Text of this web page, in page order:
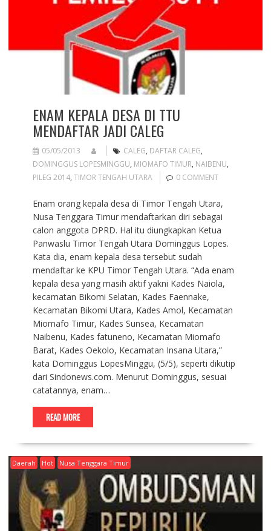
ENAM KEPALA DESA DI TTU
MENDAFTAR JADI CALEG
05/05/2013 CALEG, DAFTAR CALEG,
DOMINGGUS LOPESMINGGU, MIOMAFO TIMUR, NAIBENU,
PILEG 2014, TIMOR TENGAH UTARA 0 COMMENT
Enam orang kepala desa di Timor Tengah Utara,
Nusa Tenggara Timur mendaftarkan diri sebagai
calon anggota DPRD. Hal itu diungkapkan Ketua
Panwaslu Timor Tengah Utara Dominggus Lopes.
Kata dia, enam kepala desa tersebut sudah
mendaftar ke KPU Timor Tengah Utara. “Ada enam
kepala desa yang masih aktif yakni Kades Naiola,
kecamatan Bikomi Selatan, Kades Faennake,
Kecamatan Bikomi Utara, Kades Amol, Kecamatan
Miomafo Timur, Kades Sunsea, Kecamatan
Naibenu, Kades fatuneno, Kecamatan Miomafo
Barat, Kades Oekolo, Kecamatan Insana Utara,”
kata Dominggus LopesMinggu, (5/5), seperti dikutip
dari Sindonews.com. Menurut Dominggus, sesuai
catatannya, enam…
READ MORE
Daerah Hot Nusa Tenggara Timur